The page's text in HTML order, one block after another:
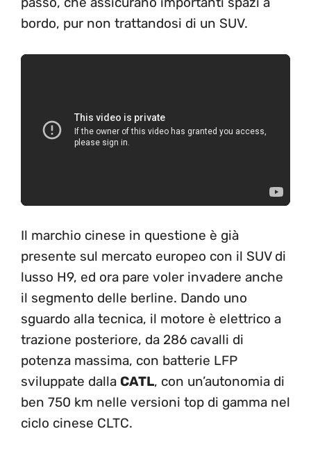
bordo, pur non trattandosi di un SUV.
Il marchio cinese in questione è già
presente sul mercato europeo con il SUV di
lusso H9, ed ora pare voler invadere anche
il segmento delle berline. Dando uno
sguardo alla tecnica, il motore è elettrico a
trazione posteriore, da 286 cavalli di
potenza massima, con batterie LFP
sviluppate dalla CATL, con un’autonomia di
ben 750 km nelle versioni top di gamma nel
ciclo cinese CLTC.